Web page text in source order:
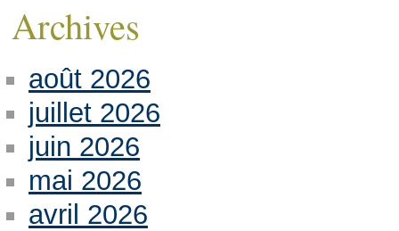
Archives
août 2026
juillet 2026
juin 2026
mai 2026
avril 2026